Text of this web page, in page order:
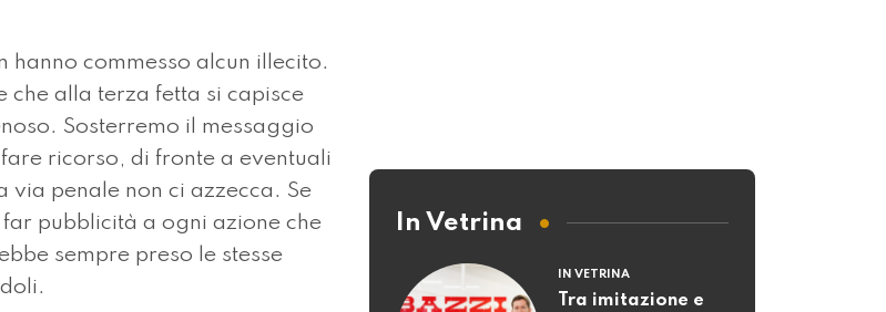
hanno commesso alcun illecito.
che alla terza fetta si capisce
Sosterremo il messaggio
ricorso, di fronte a eventuali
via penale non ci azzecca. Se
pubblicità a ogni azione che
sempre preso le stesse
In Vetrina
IN VETRINA
Tra imitazione e